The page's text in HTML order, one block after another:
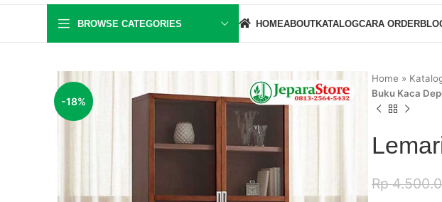
BROWSE CATEGORIES HOMEABOUTKATALOGCARA ORDER
-18%
Home »
Buku Kaca
Rp